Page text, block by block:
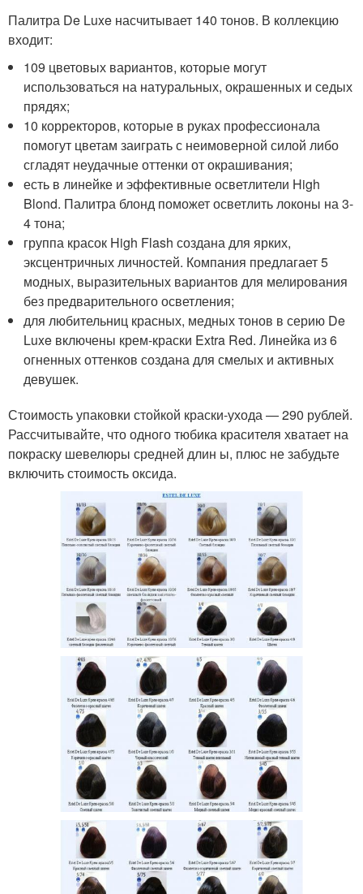
Палитра De Luxe насчитывает 140 тонов. В коллекцию
входит:
109 цветовых вариантов, которые могут
использоваться на натуральных, окрашенных и седых
прядях;
10 корректоров, которые в руках профессионала
помогут цветам заиграть с неимоверной силой либо
сгладят неудачные оттенки от окрашивания;
есть в линейке и эффективные осветлители High
Blond. Палитра блонд поможет осветлить локоны на 3-
4 тона;
группа красок High Flash создана для ярких,
эксцентричных личностей. Компания предлагает 5
модных, выразительных вариантов для мелирования
без предварительного осветления;
для любительниц красных, медных тонов в серию De
Luxe включены крем-краски Extra Red. Линейка из 6
огненных оттенков создана для смелых и активных
девушек.
Стоимость упаковки стойкой краски-ухода — 290 рублей.
Рассчитывайте, что одного тюбика красителя хватает на
покраску шевелюры средней длин ы, плюс не забудьте
включить стоимость оксида.